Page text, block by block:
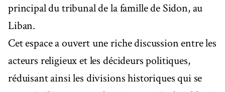
principal du tribunal de la famille de Sidon, au
Liban.
Cet espace a ouvert une riche discussion entre les
acteurs religieux et les décideurs politiques,
réduisant ainsi les divisions historiques qui se